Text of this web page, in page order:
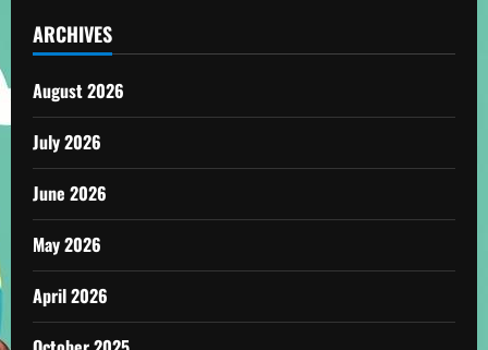
ARCHIVES
August 2026
July 2026
June 2026
May 2026
April 2026